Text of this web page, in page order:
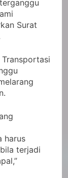
Surat
harus
terjadi